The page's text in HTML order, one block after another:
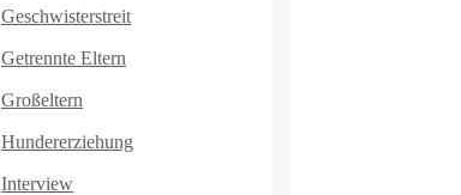
Geschwisterstreit
Getrennte Eltern
Großeltern
Hundererziehung
Interview